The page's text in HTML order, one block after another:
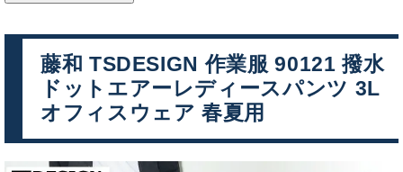
藤和 TSDESIGN 作業服 90121 撥水
ドットエアーレディースパンツ 3L
オフィスウェア 春夏用